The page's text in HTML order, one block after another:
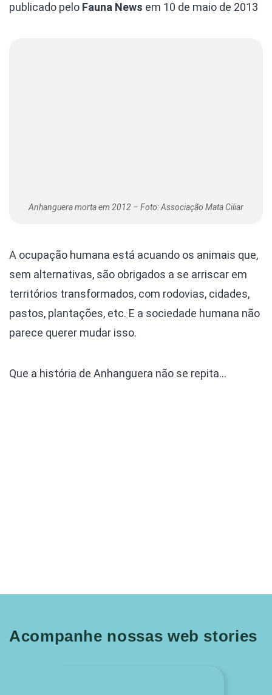
publicado pelo Fauna News em 10 de maio de 2013
Anhanguera morta em 2012 – Foto: Associação Mata Ciliar
A ocupação humana está acuando os animais que,
sem alternativas, são obrigados a se arriscar em
territórios transformados, com rodovias, cidades,
pastos, plantações, etc. E a sociedade humana não
parece querer mudar isso.
Que a história de Anhanguera não se repita…
Acompanhe nossas web stories